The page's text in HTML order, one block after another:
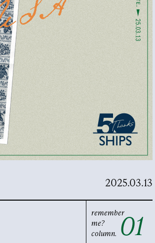
2025.03.13
remember
me?
column. 01